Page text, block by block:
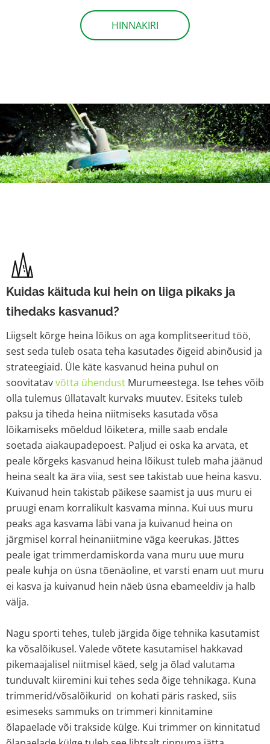
HINNAKIRI
Kuidas käituda kui hein on liiga pikaks ja
tihedaks kasvanud?
Liigselt kõrge heina lõikus on aga komplitseeritud töö,
sest seda tuleb osata teha kasutades õigeid abinõusid ja
strateegiaid. Üle käte kasvanud heina puhul on
soovitatavvõtta ühendust Murumeestega. Ise tehes võib
olla tulemus üllatavalt kurvaks muutev. Esiteks tuleb
paksu ja tiheda heina niitmiseks kasutada võsa
lõikamiseks mõeldud lõiketera, mille saab endale
soetada aiakaupadepoest. Paljud ei oska ka arvata, et
peale kõrgeks kasvanud heina lõikust tuleb maha jäänud
heina sealt ka ära viia, sest see takistab uue heina kasvu.
Kuivanud hein takistab päikese saamist ja uus muru ei
pruugi enam korralikult kasvama minna. Kui uus muru
peaks aga kasvama läbi vana ja kuivanud heina on
järgmisel korral heinaniitmine väga keerukas. Jättes
peale igat trimmerdamiskorda vana muru uue muru
peale kuhja on üsna tõenäoline, et varsti enam uut muru
ei kasva ja kuivanud hein näeb üsna ebameeldiv ja halb
välja.
Nagu sporti tehes, tuleb järgida õige tehnika kasutamist
ka võsalõikusel. Valede võtete kasutamisel hakkavad
pikemaajalisel niitmisel käed, selg ja õlad valutama
tunduvalt kiiremini kui tehes seda õige tehnikaga. Kuna
trimmerid/võsalõikurid on kohati päris rasked, siis
esimeseks sammuks on trimmeri kinnitamine
õlapaelade või trakside külge. Kui trimmer on kinnitatud